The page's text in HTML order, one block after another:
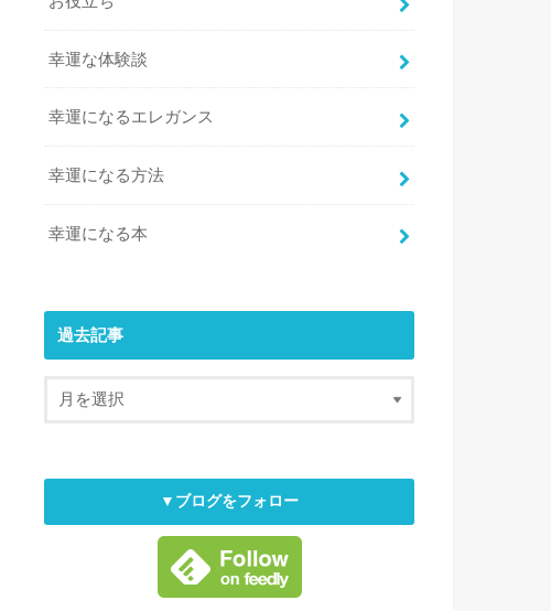
幸運な体験談
幸運になるエレガンス
幸運になる方法
幸運になる本
過去記事
▼ブログをフォロー